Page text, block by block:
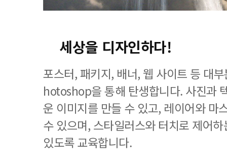
세상을 디자인하다!
포스터, 패키지, 배너, 웹 사이트 등 대
hotoshop을 통해 탄생합니다. 사진과
운 이미지를 만들 수 있고, 레이어와 마
수 있으며, 스타일러스와 터치로 제어
있도록 교육합니다.